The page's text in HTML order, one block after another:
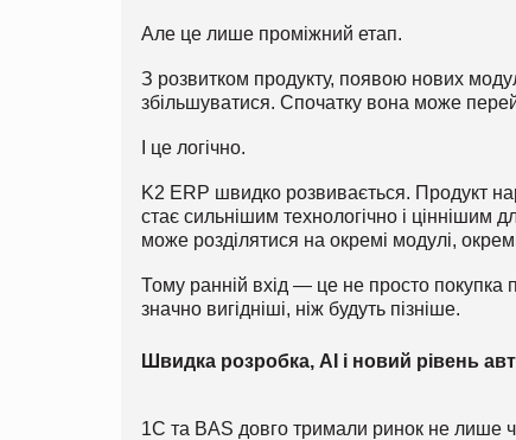
Але це лише проміжний етап.
З розвитком продукту, появою нових
збільшуватися. Спочатку вона може
І це логічно.
K2 ERP швидко розвивається. Продукт
стає сильнішим технологічно і ціннішим
може розділятися на окремі модулі,
Тому ранній вхід — це не просто покупка
значно вигідніші, ніж будуть пізніше.
Швидка розробка, AI і новий рівень
1С та BAS довго тримали ринок не лише